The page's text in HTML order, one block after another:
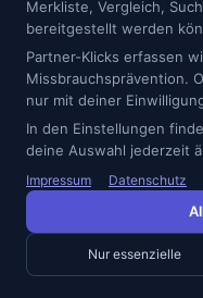
planst oder keine
Wartung hast, kann
Entscheidend ist
sondern dein
Nicht ideal ist
unsichere
kurzfristig
Fahrzeug
Merkliste, Vergleich,
bereitgestellt werden
Partner-Klicks erfassen
Missbrauchsprävention.
nur mit deiner
In den Einstellungen
deine Auswahl jederzeit
Impressum Datenschutz
Nur essenzielle